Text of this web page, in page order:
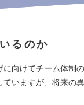
るのか
に向けてチーム体制
ていますが、将来の